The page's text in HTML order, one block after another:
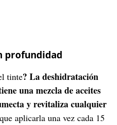
profundidad
tinte? La deshidratación
una mezcla de aceites
y revitaliza cualquier
aplicarla una vez cada 15